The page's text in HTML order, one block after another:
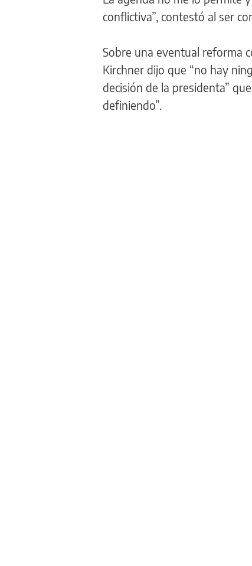
conflictiva”, contestó al ser
Sobre una eventual reforma
Kirchner dijo que “no hay
decisión de la presidenta”
definiendo”.